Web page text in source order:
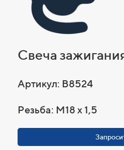
Свеча
Артикул: B8524
Резьба: M18 x 1,5